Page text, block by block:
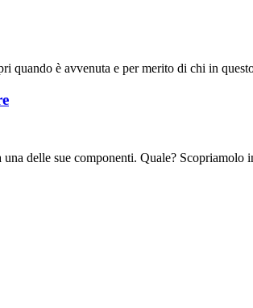
quando è avvenuta e per merito di chi in
delle sue componenti. Quale? Scopriamolo